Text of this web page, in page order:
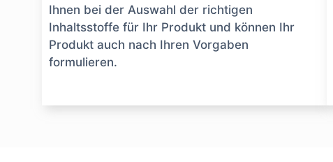
Ihnen bei der Auswahl der richtigen
Inhaltsstoffe für Ihr Produkt und können Ihr
Produkt auch nach Ihren Vorgaben
formulieren.